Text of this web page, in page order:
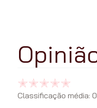
Classificação média: 0